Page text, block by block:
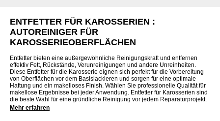
KAROSSERIE-VERBRAUCHSMATERIAL
KAROSSERIE-WERKZEUG
AUSSTATTUNG DER KAROSSERIEWERKSTATT
LABOREINRICHTUNG
Entfetter Mobihel
Entfetter 4CR
Entfetter Cromax
Entfetter De Beer
Entfetter Glasurit
Entfetter Lechler
ENTFETTER FÜR KAROSSERIEN :
AUTOREINIGER FÜR
KAROSSERIEOBERFLÄCHEN
Entfetter bieten eine außergewöhnliche Reinigungskraft und entfernen
effektiv Fett, Rückstände, Verunreinigungen und andere Unreinheiten.
Diese Entfetter für die Karosserie eignen sich perfekt für die Vorbereitung
von Oberflächen vor dem Basislackieren und sorgen für eine optimale
Haftung und ein makelloses Finish. Wählen Sie professionelle Qualität für
makellose Ergebnisse bei jeder Anwendung. Entfetter für Karosserien sind
die beste Wahl für eine gründliche Reinigung vor jedem Reparaturprojekt.
Mehr erfahren